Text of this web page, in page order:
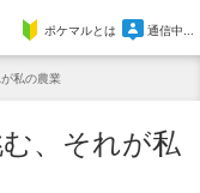
ポケマルとは 通信中...
私の農業
、それが私